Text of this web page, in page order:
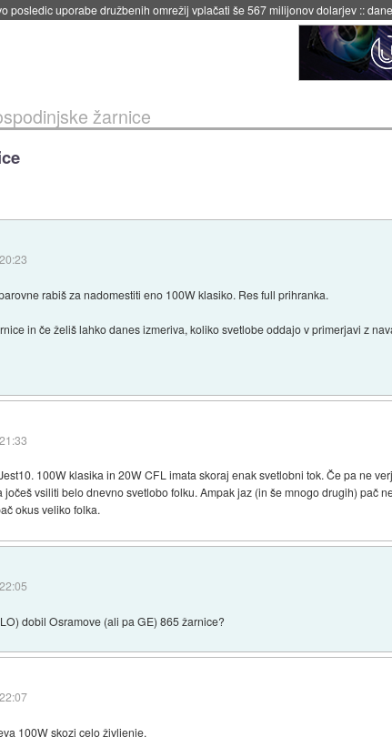
umetne inteligence doslej::včeraj ob 21:37
žarnice
rabiš za nadomestiti eno 100W klasiko. Res full prihranka.
in če želiš lahko danes izmeriva, koliko svetlobe oddajo v primerjavi z
100W klasika in 20W CFL imata skoraj enak svetlobni tok. Če pa ne
jočeš vsiliti belo dnevno svetlobo folku. Ampak jaz (in še mnogo drugih) pač
okus veliko folka.
dobil Osramove (ali pa GE) 865 žarnice?
100W skozi celo življenje.